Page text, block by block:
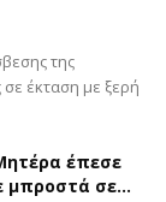
της
έκταση με ξερή
έπεσε
μπροστά σε...